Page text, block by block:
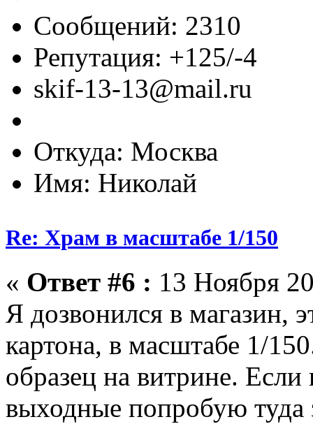
Сообщений: 2310
Репутация: +125/-4
skif-13-13@mail.ru
Откуда: Москва
Имя: Николай
Re: Храм в масштабе 1/150
« Ответ #6 : 13 Ноября
Я дозвонился в магазин,
картона, в масштабе 1/
образец на витрине. Если
выходные попробую туда